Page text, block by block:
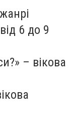
6 до 9
– вікова